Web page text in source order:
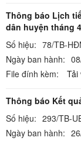
Thông báo Lịch
dân huyện tháng
Số hiệu: 78/TB-
Ngày ban hành:
File đính kèm:
Tải
Thông báo Kết
Số hiệu: 293/TB-
Ngày ban hành: